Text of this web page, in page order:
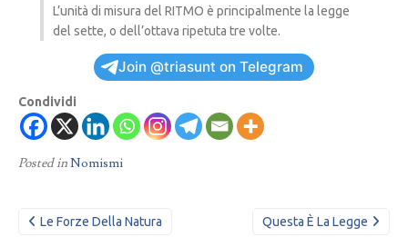
L’unità di misura del RITMO è principalmente la legge
del sette, o dell’ottava ripetuta tre volte.
Join @triasunt on Telegram
Condividi
Posted inNomismi
Navigazione
Le Forze Della Natura Questa È La Legge